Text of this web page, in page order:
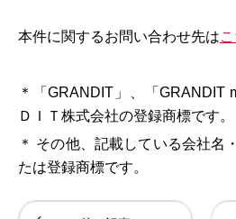
本件に関するお問い合わせ先は
＊「GRANDIT」、「GRANDIT
ＤＩＴ株式会社の登録商標です。
＊ その他、記載している会社名
たは登録商標です。